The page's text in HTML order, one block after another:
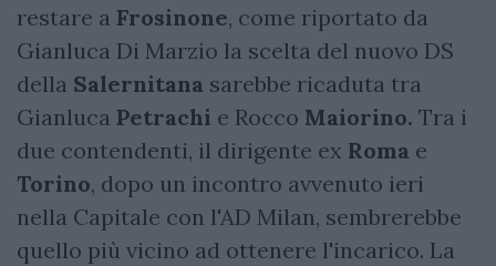
restare a Frosinone, come riportato da
Gianluca Di Marzio la scelta del nuovo DS
della Salernitana sarebbe ricaduta tra
Gianluca Petrachi e Rocco Maiorino. Tra i
due contendenti, il dirigente ex Roma e
Torino, dopo un incontro avvenuto ieri
nella Capitale con l'AD Milan, sembrerebbe
quello più vicino ad ottenere l'incarico. La